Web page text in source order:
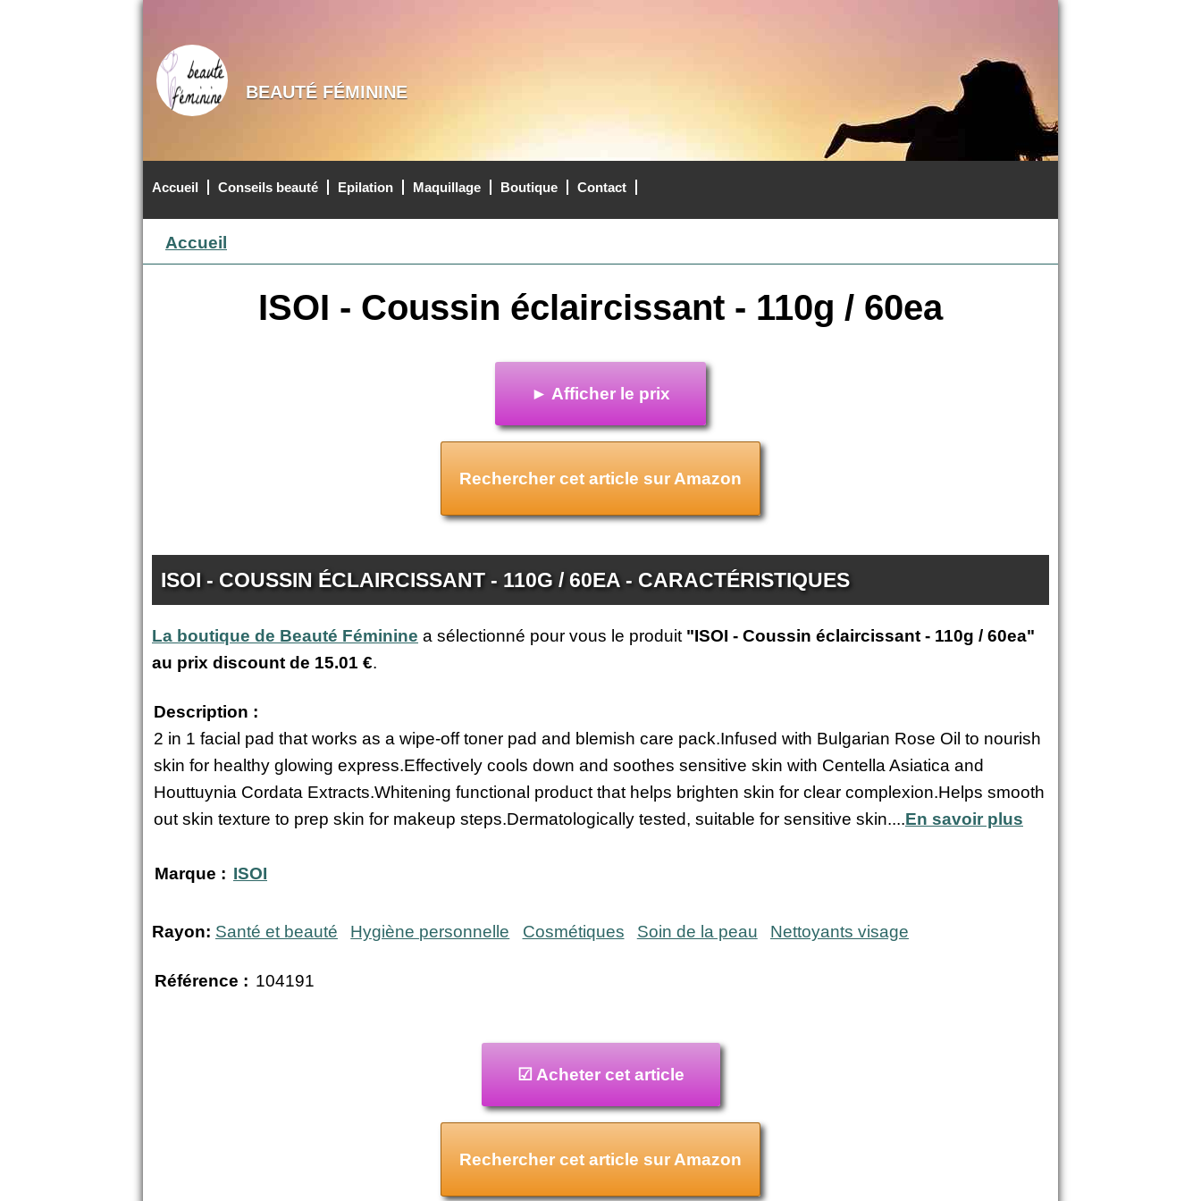
BEAUTÉ FÉMININE
MENU PRINCIPAL
Accueil Conseils beauté Epilation Maquillage Boutique Contact
Accueil
ISOI - Coussin éclaircissant - 110g / 60ea
► Afficher le prix
Rechercher cet article sur Amazon
ISOI - COUSSIN ÉCLAIRCISSANT - 110G / 60EA - CARACTÉRISTIQUES
La boutique de Beauté Féminine a sélectionné pour vous le produit "ISOI - Coussin éclaircissant - 110g / 60ea"
au prix discount de 15.01 €.
Description :
2 in 1 facial pad that works as a wipe-off toner pad and blemish care pack.Infused with Bulgarian Rose Oil to nourish
skin for healthy glowing express.Effectively cools down and soothes sensitive skin with Centella Asiatica and
Houttuynia Cordata Extracts.Whitening functional product that helps brighten skin for clear complexion.Helps smooth
out skin texture to prep skin for makeup steps.Dermatologically tested, suitable for sensitive skin....En savoir plus
Marque : ISOI
Rayon: Santé et beauté Hygiène personnelle Cosmétiques Soin de la peau Nettoyants visage
Référence : 104191
☑ Acheter cet article
Rechercher cet article sur Amazon